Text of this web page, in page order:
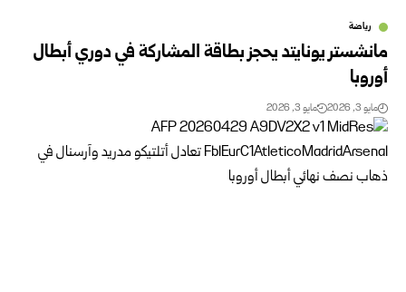
رياضة
مانشستر يونايتد يحجز بطاقة المشاركة في دوري أبطال
أوروبا
مايو 3, 2026 مايو 3, 2026